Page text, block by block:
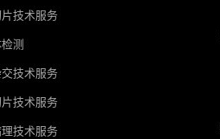
技术服务
测
技术服务
技术服务
技术服务